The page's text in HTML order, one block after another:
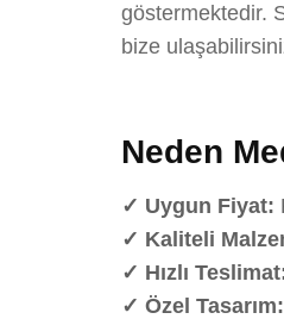
göstermektedir.
bize
Neden
✓ Uygun Fiyat:
✓ Kaliteli
✓ Hızlı
✓ Özel Tasarım: